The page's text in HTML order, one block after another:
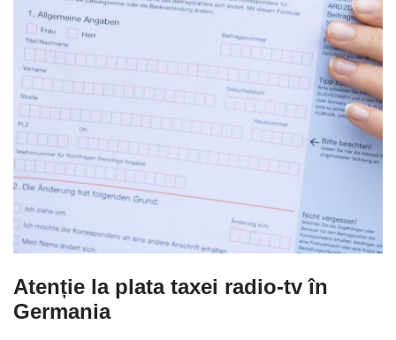
Atenție la plata taxei radio-tv în
Germania